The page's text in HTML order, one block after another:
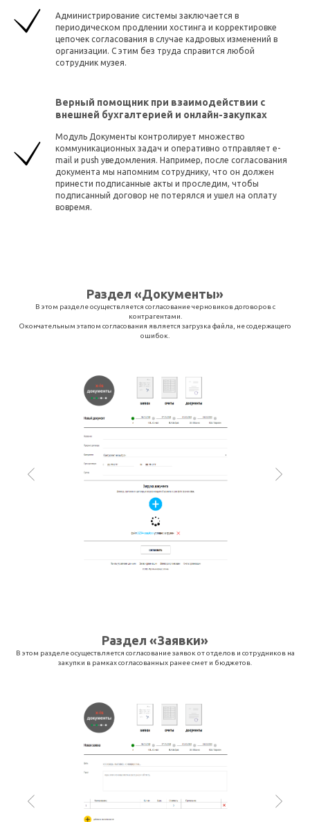
Администрирование системы заключается в
периодическом продлении хостинга и корректировке
цепочек согласования в случае кадровых изменений в
организации. С этим без труда справится любой
сотрудник музея.
Верный помощник при взаимодействии с
внешней бухгалтерией и онлайн-закупках
Модуль Документы контролирует множество
коммуникационных задач и оперативно отправляет e-
mail и push уведомления. Например, после согласования
документа мы напомним сотруднику, что он должен
принести подписанные акты и проследим, чтобы
подписанный договор не потерялся и ушел на оплату
вовремя.
Раздел «Документы»
В этом разделе осуществляется согласование черновиков договоров с
контрагентами.
Окончательным этапом согласования является загрузка файла, не содержащего
ошибок.
Раздел «Заявки»
В этом разделе осуществляется согласование заявок от отделов и сотрудников на
закупки в рамках согласованных ранее смет и бюджетов.